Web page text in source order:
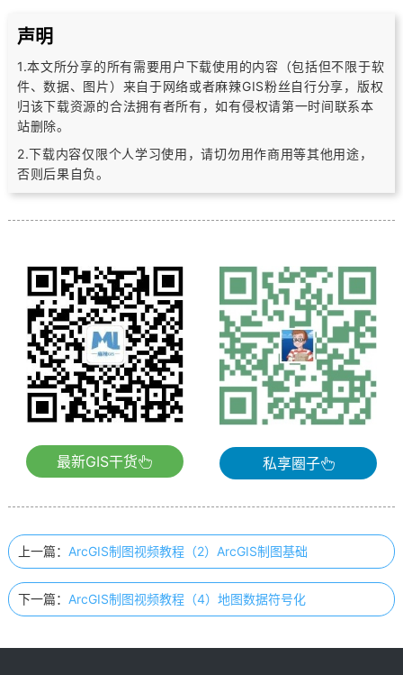
声明
1.本文所分享的所有需要用户下载使用的内容（包括但不限于软
件、数据、图片） 来自于网络或者麻辣GIS粉丝自行分享，版权
归该下载资源的合法拥有者所有，如有侵权请第一时间联系本
站删除。
2.下载内容仅限个人学习使用，请切勿用作商用等其他用途，
否则后果自负。
最新GIS干货 私享圈子
上一篇： ArcGIS制图视频教程（2）ArcGIS制图基础
下一篇： ArcGIS制图视频教程（4）地图数据符号化